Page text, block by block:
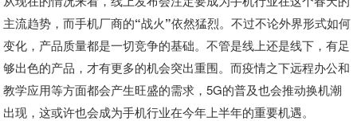
主流趋势，而手机厂商的“战火”依然猛烈。不过不论外界形式如何
变化，产品质量都是一切竞争的基础。不管是线上还是线下，有足
够出色的产品，才有更多的机会突出重围。而疫情之下远程办公和
教学应用等方面都会产生旺盛的需求，5G的普及也会推动换机潮
出现，这或许也会成为手机行业在今年上半年的重要机遇。